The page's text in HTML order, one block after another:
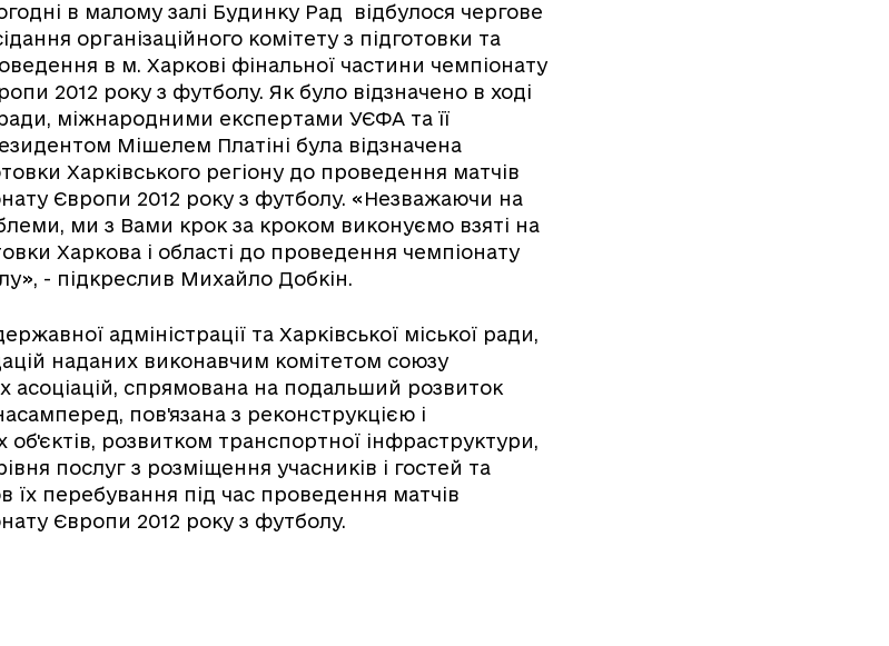
в малому залі Будинку Рад відбулося чергове
організаційного комітету з підготовки та
в м. Харкові фінальної частини чемпіонату
2012 року з футболу. Як було відзначено в ході
міжнародними експертами УЄФА та її
Мішелем Платіні була відзначена
Харківського регіону до проведення матчів
Європи 2012 року з футболу. «Незважаючи на
ми з Вами крок за кроком виконуємо взяті на
Харкова і області до проведення чемпіонату
- підкреслив Михайло Добкін.
адміністрації та Харківської міської ради,
наданих виконавчим комітетом союзу
асоціацій, спрямована на подальший розвиток
пов'язана з реконструкцією і
розвитком транспортної інфраструктури,
послуг з розміщення учасників і гостей та
їх перебування під час проведення матчів
Європи 2012 року з футболу.